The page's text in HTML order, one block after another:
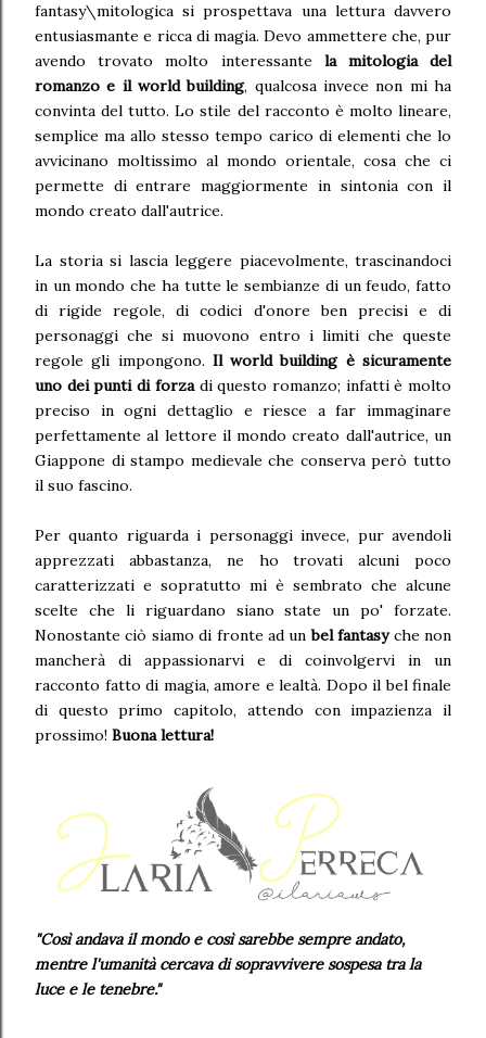
fantasy\mitologica si prospettava una lettura davvero
entusiasmante e ricca di magia. Devo ammettere che, pur
avendo trovato molto interessante la mitologia del
romanzo e il world building, qualcosa invece non mi ha
convinta del tutto. Lo stile del racconto è molto lineare,
semplice ma allo stesso tempo carico di elementi che lo
avvicinano moltissimo al mondo orientale, cosa che ci
permette di entrare maggiormente in sintonia con il
mondo creato dall'autrice.
La storia si lascia leggere piacevolmente, trascinandoci
in un mondo che ha tutte le sembianze di un feudo, fatto
di rigide regole, di codici d'onore ben precisi e di
personaggi che si muovono entro i limiti che queste
regole gli impongono. Il world building è sicuramente
uno dei punti di forzadi questo romanzo; infatti è molto
preciso in ogni dettaglio e riesce a far immaginare
perfettamente al lettore il mondo creato dall'autrice, un
Giappone di stampo medievale che conserva però tutto
il suo fascino.
Per quanto riguarda i personaggi invece, pur avendoli
apprezzati abbastanza, ne ho trovati alcuni poco
caratterizzati e sopratutto mi è sembrato che alcune
scelte che li riguardano siano state un po' forzate.
Nonostante ciò siamo di fronte ad un bel fantasyche non
mancherà di appassionarvi e di coinvolgervi in un
racconto fatto di magia, amore e lealtà. Dopo il bel finale
di questo primo capitolo, attendo con impazienza il
prossimo! Buona lettura!
"Così andava il mondo e così sarebbe sempre andato,
mentre l'umanità cercava di sopravvivere sospesa tra la
luce e le tenebre."